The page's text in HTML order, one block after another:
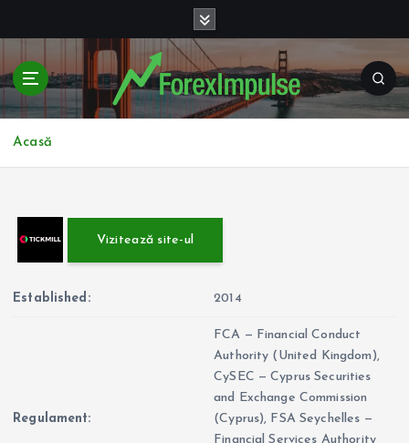
p
o
Acasă
Vizitează site-ul
Established: 2014
Regulament:
FCA — Financial Conduct
Authority (United Kingdom),
CySEC — Cyprus Securities
and Exchange Commission
(Cyprus), FSA Seychelles —
Financial Services Authority